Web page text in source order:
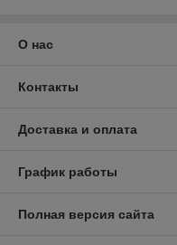
О нас
Контакты
Доставка и оплата
График работы
Полная версия сайта